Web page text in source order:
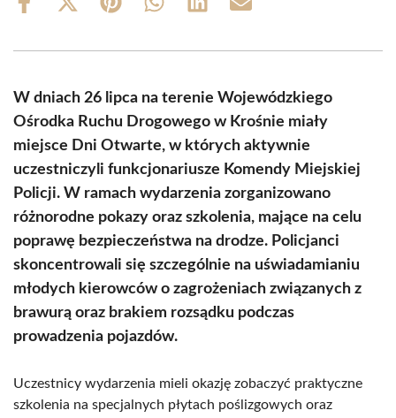
Share
Share
(Twitter)
Share Share Share Share
W dniach 26 lipca na terenie Wojewódzkiego
Ośrodka Ruchu Drogowego w Krośnie miały
miejsce Dni Otwarte, w których aktywnie
uczestniczyli funkcjonariusze Komendy Miejskiej
Policji. W ramach wydarzenia zorganizowano
różnorodne pokazy oraz szkolenia, mające na celu
poprawę bezpieczeństwa na drodze. Policjanci
skoncentrowali się szczególnie na uświadamianiu
młodych kierowców o zagrożeniach związanych z
brawurą oraz brakiem rozsądku podczas
prowadzenia pojazdów.
Uczestnicy wydarzenia mieli okazję zobaczyć praktyczne
szkolenia na specjalnych płytach poślizgowych oraz